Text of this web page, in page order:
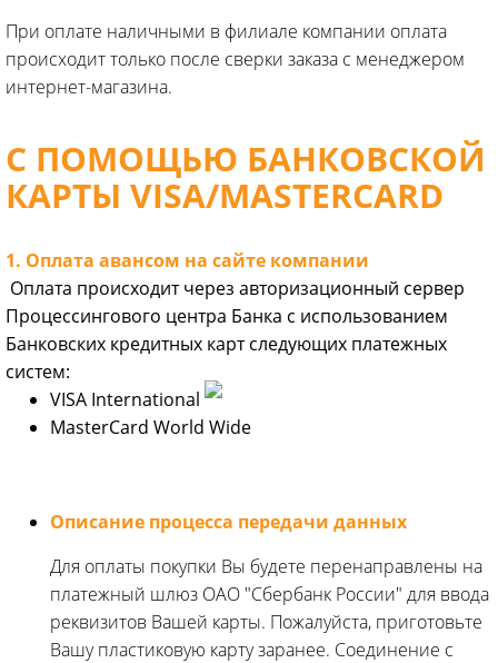
При оплате наличными в филиале компании оплата
происходит только после сверки заказа с менеджером
интернет-магазина.
С ПОМОЩЬЮ БАНКОВСКОЙ
КАРТЫ VISA/MASTERCARD
1. Оплата авансом на сайте компании
Оплата происходит через авторизационный сервер
Процессингового центра Банка с использованием
Банковских кредитных карт следующих платежных
систем:
VISA International
MasterCard World Wide
Описание процесса передачи данных
Для оплаты покупки Вы будете перенаправлены на
платежный шлюз ОАО "Сбербанк России" для ввода
реквизитов Вашей карты. Пожалуйста, приготовьте
Вашу пластиковую карту заранее. Соединение с